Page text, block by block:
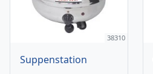
38310
Suppenstation